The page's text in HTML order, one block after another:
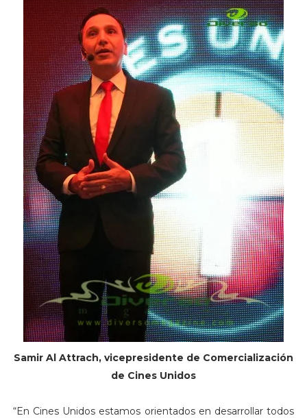
Samir Al Attrach, vicepresidente de Comercialización
de Cines Unidos
“En Cines Unidos estamos orientados en desarrollar todos